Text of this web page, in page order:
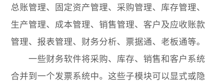
总账管理、固定资产管理、采购管理、库存管理、
生产管理、成本管理、销售管理、客户及应收账款
管理、报表管理、财务分析、票据通、老板通等。
一些财务软件将采购、库存、销售和客户系统
合并到一个发票系统中。这些子模块可以显式或隐